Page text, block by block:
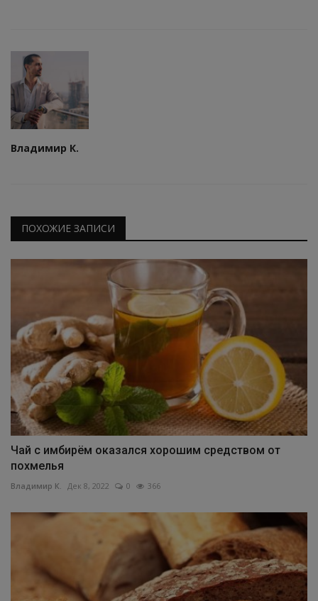
Владимир К.
ПОХОЖИЕ ЗАПИСИ
Чай с имбирём оказался хорошим средством от
похмелья
Владимир К. Дек 8, 2022 0 366